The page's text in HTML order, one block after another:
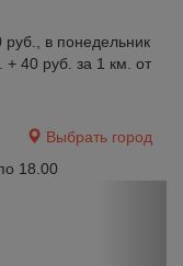
руб., в понедельник
+ 40 руб. за 1 км. от
Выбрать город
18.00